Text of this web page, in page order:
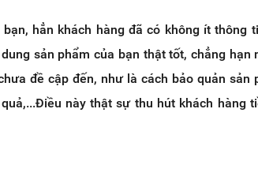
hẳn khách hàng đã có không ít thông
sản phẩm của bạn thật tốt, chẳng hạn
đề cập đến, như là cách bảo quản sản
này thật sự thu hút khách hàng